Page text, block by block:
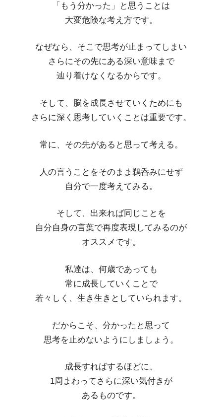
「もう分かった」と思うことは
大変危険な考え方です。
なぜなら、そこで思考が止まってしまい
さらにその先にある深い意味まで
辿り着けなくなるからです。
そして、脳を成長させていくためにも
さらに深く思考していくことは重要です。
常に、その先があると思って考える。
人の言うことをそのまま鵜呑みにせず
自分で一度考えてみる。
そして、出来れば同じことを
自分自身の言葉で再度表現してみるのが
オススメです。
私達は、何歳であっても
常に成長していくことで
若々しく、生き生きとしていられます。
だからこそ、分かったと思って
思考を止めないようにしましょう。
成長すればするほどに、
1周まわってさらに深い気付きが
あるものです。